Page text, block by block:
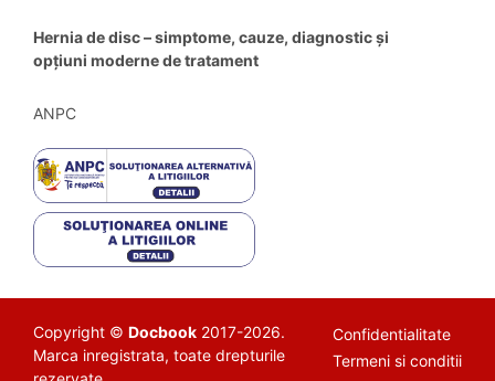
Hernia de disc – simptome, cauze, diagnostic și
opțiuni moderne de tratament
ANPC
Copyright © Docbook 2017-2026.
Marca inregistrata, toate drepturile
Confidentialitate
Termeni si conditii